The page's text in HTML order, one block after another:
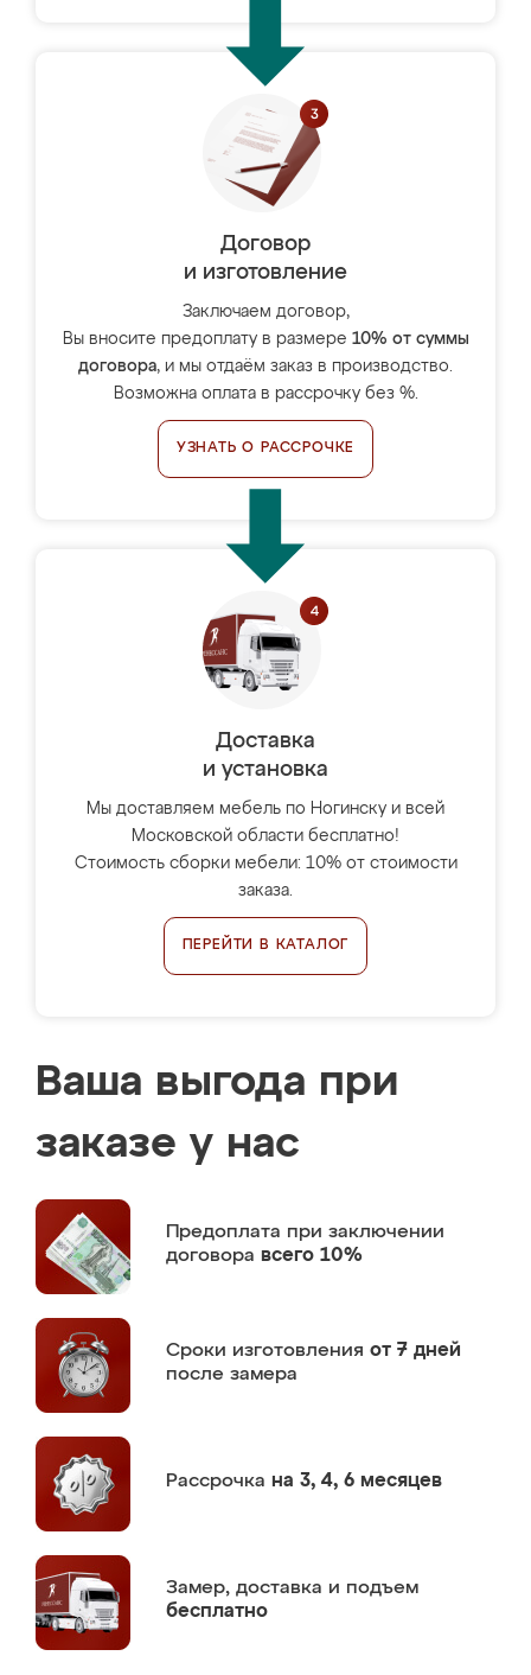
Договор
и изготовление
Заключаем договор,
Вы вносите предоплату в размере 10% от суммы
договора, и мы отдаём заказ в производство.
Возможна оплата в рассрочку без %.
УЗНАТЬ О РАССРОЧКЕ
Доставка
и установка
Мы доставляем мебель по Ногинску и всей
Московской области бесплатно!
Стоимость сборки мебели: 10% от стоимости
заказа.
ПЕРЕЙТИ В КАТАЛОГ
Ваша выгода при
заказе у нас
Предоплата при заключении
договора всего 10%
Сроки изготовления от 7 дней
после замера
Рассрочка на 3, 4, 6 месяцев
Замер, доставка и подъем
бесплатно